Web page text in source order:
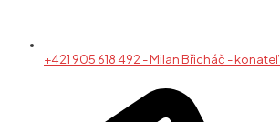
+421 905 618 492 - Milan Břicháč - konateľ